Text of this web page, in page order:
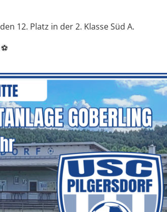
12. Platz in der 2. Klasse Süd A.